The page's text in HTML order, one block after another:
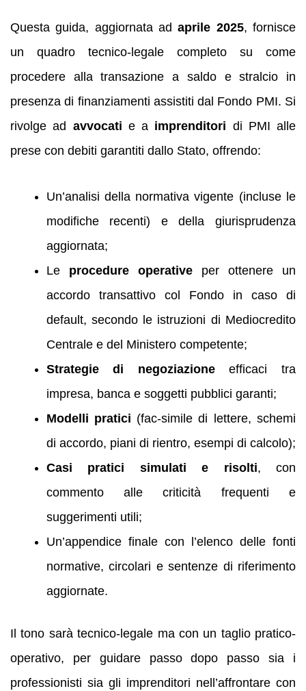
Questa guida, aggiornata adaprile 2025, fornisce
un quadro tecnico-legale completo su come
procedere alla transazione a saldo e stralcio in
presenza di finanziamenti assistiti dal Fondo PMI. Si
rivolge ad avvocati e a imprenditori di PMI alle
prese con debiti garantiti dallo Stato, offrendo:
Un’analisi della normativa vigente (incluse le
modifiche recenti) e della giurisprudenza
aggiornata;
Le procedure operativeper ottenere un
accordo transattivo col Fondo in caso di
default, secondo le istruzioni di Mediocredito
Centrale e del Ministero competente;
Strategie di negoziazioneefficaci tra
impresa, banca e soggetti pubblici garanti;
Modelli pratici (fac-simile di lettere, schemi
di accordo, piani di rientro, esempi di calcolo);
Casi pratici simulati e risolti, con
commento alle criticità frequenti e
suggerimenti utili;
Un’appendice finale con l’elenco delle fonti
normative, circolari e sentenze di riferimento
aggiornate.
Il tono sarà tecnico-legale ma con un taglio pratico-
operativo, per guidare passo dopo passo sia i
professionisti sia gli imprenditori nell’affrontare con